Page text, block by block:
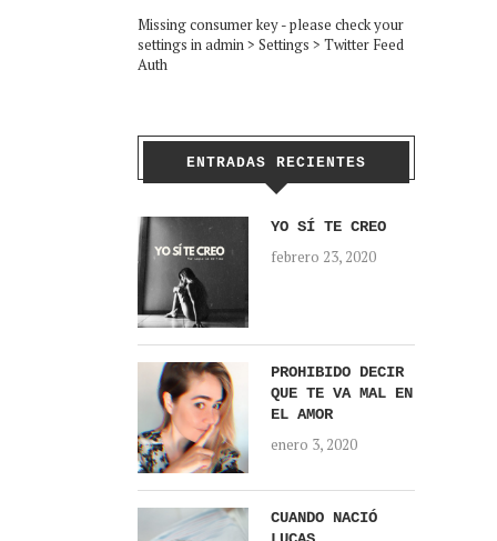
Missing consumer key - please check your
settings in admin > Settings > Twitter Feed
Auth
ENTRADAS RECIENTES
YO SÍ TE CREO
febrero 23, 2020
PROHIBIDO DECIR
QUE TE VA MAL EN
EL AMOR
enero 3, 2020
CUANDO NACIÓ